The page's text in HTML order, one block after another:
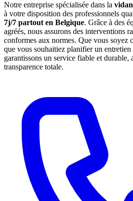
Notre entreprise spécialisée dans la
à votre disposition des professionnels
7j/7 partout en Belgique. Grâce à des
agréés, nous assurons des interventions
conformes aux normes. Que vous soyez
que vous souhaitiez planifier un
garantissons un service fiable et durable,
transparence totale.